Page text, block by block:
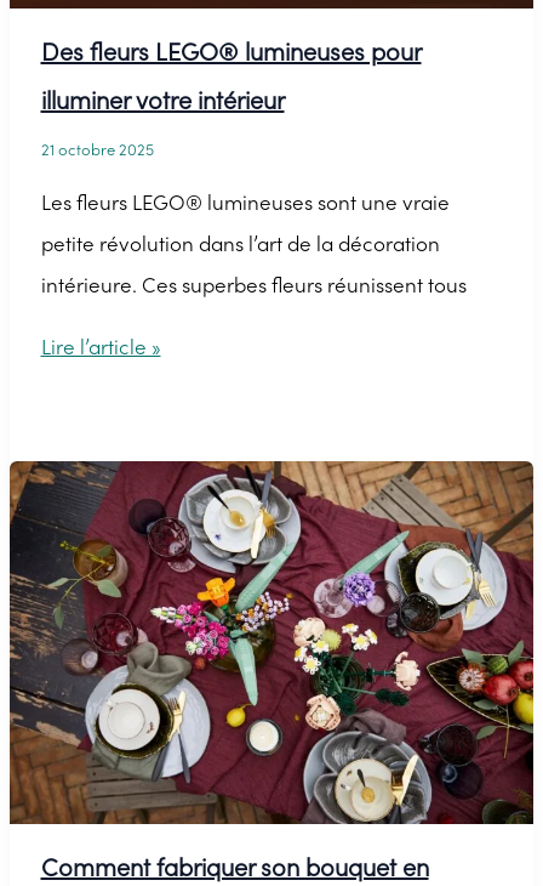
Des fleurs LEGO® lumineuses pour
illuminer votre intérieur
21 octobre 2025
Les fleurs LEGO® lumineuses sont une vraie
petite révolution dans l’art de la décoration
intérieure. Ces superbes fleurs réunissent tous
Des
lumineuses
pour
illuminer
votre
intérieur
Lire l’article »
Comment fabriquer son bouquet en